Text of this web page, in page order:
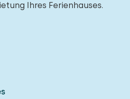
Ihres Ferienhauses.